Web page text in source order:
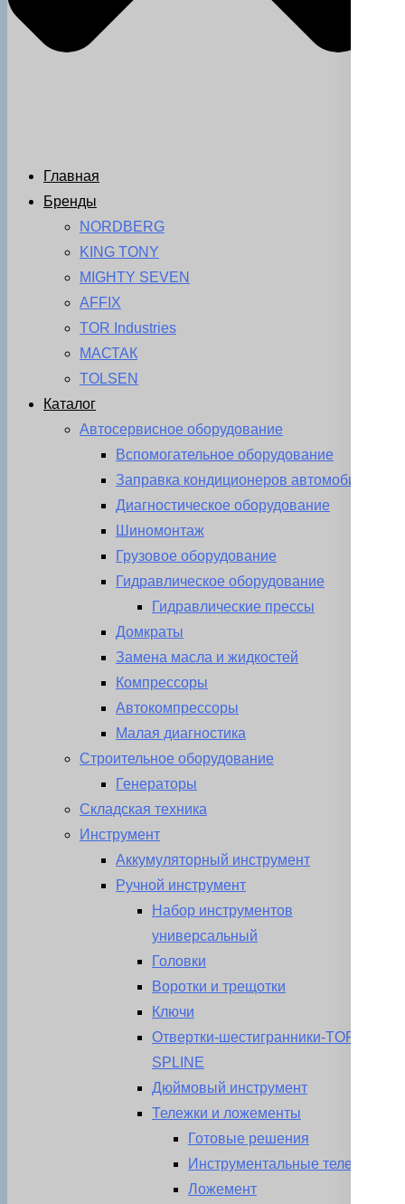
Главная
Бренды
NORDBERG
KING TONY
MIGHTY SEVEN
AFFIX
TOR Industries
МАСТАК
TOLSEN
Каталог
Автосервисное оборудование
Вспомогательное оборудование
Заправка кондиционеров автомобиля
Диагностическое оборудование
Шиномонтаж
Грузовое оборудование
Гидравлическое оборудование
Гидравлические прессы
Домкраты
Замена масла и жидкостей
Компрессоры
Автокомпрессоры
Малая диагностика
Строительное оборудование
Генераторы
Складская техника
Инструмент
Аккумуляторный инструмент
Ручной инструмент
Набор инструментов
универсальный
Головки
Воротки и трещотки
Ключи
Отвертки-шестигранники-TORX-
SPLINE
Дюймовый инструмент
Тележки и ложементы
Готовые решения
Инструментальные тележки
Ложемент